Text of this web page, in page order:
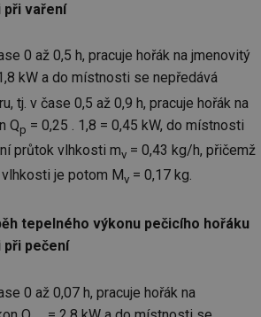
vaření
0 až 0,5 h, pracuje hořák na jmenovitý
kW a do místnosti se nepředává
tj. v čase 0,5 až 0,9 h, pracuje hořák na
Qp = 0,25 . 1,8 = 0,45 kW, do místnosti
průtok vlhkosti mv = 0,43 kg/h, přičemž
je potom Mv = 0,17 kg.
tepelného výkonu pečicího hořáku
pečení
0 až 0,07 h, pracuje hořák na